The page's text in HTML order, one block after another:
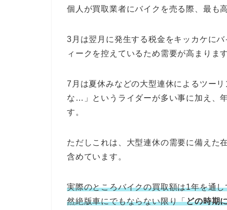
個人が買取業者にバイクを売る際、最も
3月は翌月に発生する税金をキッカケに
ィークを控えているため需要が高まりま
7月は夏休みなどの大型連休によるツー
な…」というライダーが多い事に加え、
す。
ただしこれは、大型連休の需要に備えた
含めています。
実際のところバイクの買取額は1年を通
然絶版車にでもならない限り「どの時期